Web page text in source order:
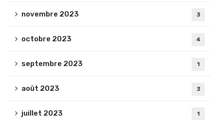
novembre 2023 3
octobre 2023 4
septembre 2023 1
août 2023 3
juillet 2023 1